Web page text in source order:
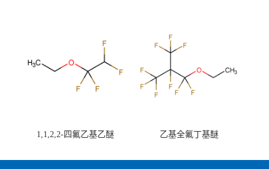
1,1,2,2-四氟乙基乙醚 乙基全氟丁基醚